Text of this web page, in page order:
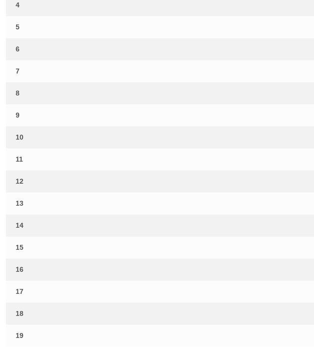
4
5
6
7
8
9
10
11
12
13
14
15
16
17
18
19